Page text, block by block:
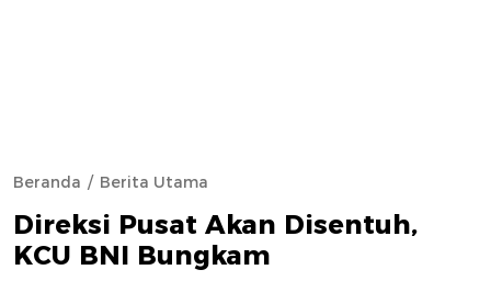
Beranda Berita Utama
Direksi Pusat Akan Disentuh,
KCU BNI Bungkam